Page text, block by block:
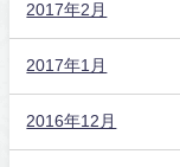
2017年2月
2017年1月
2016年12月